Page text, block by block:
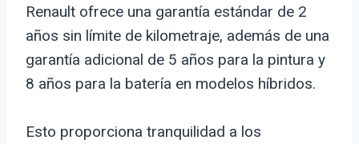
Renault ofrece una garantía estándar de 2
años sin límite de kilometraje, además de una
garantía adicional de 5 años para la pintura y
8 años para la batería en modelos híbridos.
Esto proporciona tranquilidad a los